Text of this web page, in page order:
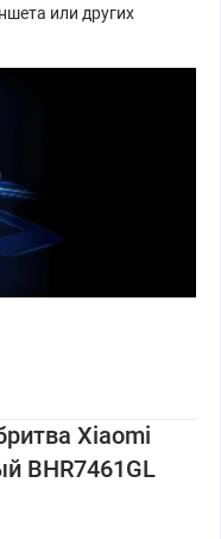
или других
Xiaomi
BHR7461GL